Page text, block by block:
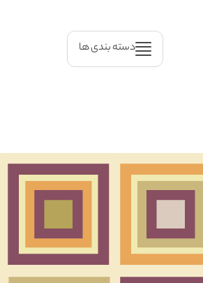
دسته بندی ها